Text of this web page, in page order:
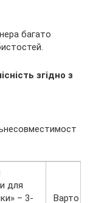
багато
згідно з
для
– 3-
Варто